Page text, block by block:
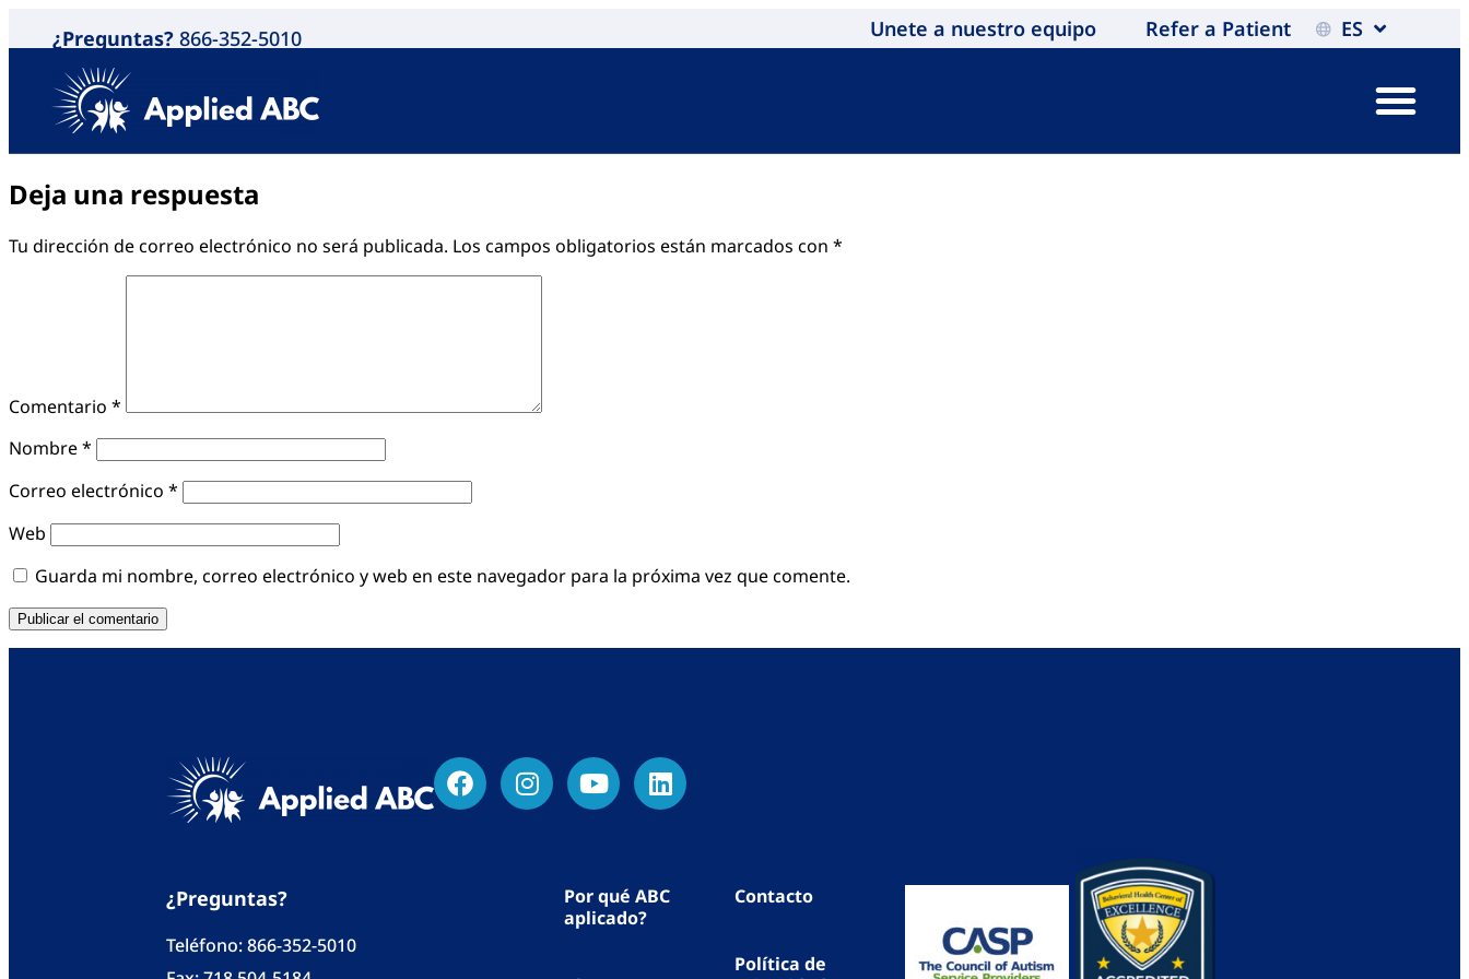
¿Preguntas? 866-352-5010 Unete a nuestro equipo Refer a Patient ES
Deja una respuesta
Tu dirección de correo electrónico no será publicada. Los campos obligatorios están marcados con *
Comentario *
Nombre*
Correo electrónico *
Web
Guarda mi nombre, correo electrónico y web en este navegador para la próxima vez que comente.
¿Preguntas?
Teléfono:866-352-5010
Por qué ABC
aplicado?
Contacto
Política de